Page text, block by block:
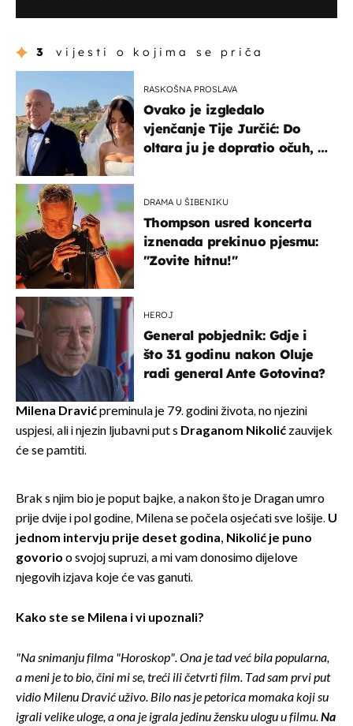
3 vijesti o kojima se priča
RASKOŠNA PROSLAVA
Ovako je izgledalo
vjenčanje Tije Jurčić: Do
oltara ju je dopratio očuh, a
DRAMA U ŠIBENIKU
Thompson usred koncerta
iznenada prekinuo pjesmu:
"Zovite hitnu!"
HEROJ
General pobjednik: Gdje i
što 31 godinu nakon Oluje
radi general Ante Gotovina?
Milena Dravićpreminula je 79. godini života, no njezini
uspjesi, ali i njezin ljubavni put s Draganom Nikolićzauvijek
će se pamtiti.
Brak s njim bio je poput bajke, a nakon što je Dragan umro
prije dvije i pol godine, Milena se počela osjećati sve lošije. U
jednom intervju prije deset godina, Nikolić je puno
govorio o svojoj supruzi, a mi vam donosimo dijelove
njegovih izjava koje će vas ganuti.
Kako ste se Milena i vi upoznali?
"Na snimanju filma "Horoskop". Ona je tad već bila popularna,
a meni je to bio, čini mi se, treći ili četvrti film. Tad sam prvi put
vidio Milenu Dravić uživo. Bilo nas je petorica momaka koji su
igrali velike uloge, a ona je igrala jedinu žensku ulogu u filmu.Na